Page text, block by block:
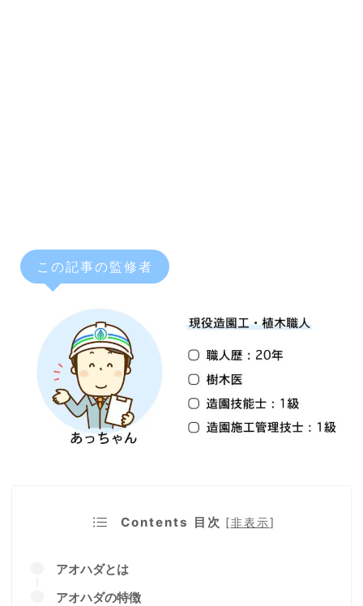
この記事の監修者
Contents 目次 [非表示]
アオハダとは
アオハダの特徴